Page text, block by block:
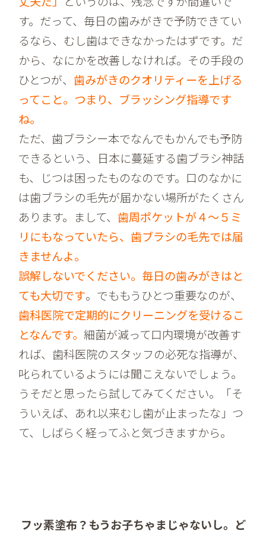
す。だって、毎日の歯みがきで予防できてい
るなら、むし歯はできなかったはずです。だ
から、なにかを改善しなければ。その手段の
ひとつが、 歯みがきのクオリティーを上げる
ってこと。つまり、ブラッシング指導です
ね。
ただ、歯ブラシー本でなんでもかんでも予防
できるという、日本に蔓延する歯ブラシ神話
も、じつは困ったものなのです。口のなかに
は歯ブラシの毛先が届かない場所がたくさん
あります。まして、 歯周ポケットが４～５ミ
リにもなっていたら、歯ブラシの毛先では届
きませんよ。
誤解しないでください。毎日の歯みがきはと
ても大切です。でももうひとつ重要なのが、
歯科医院で定期的にクリーニングを受けるこ
となんです。細菌が減って口内環境が改善す
れば、歯科医院のスタッフの必死な指導が、
叱られているようには聞こえないでしょう。
うそだと思ったら試してみてください。「そ
ういえば、あれ以来むし歯が止まったな」つ
て、しばらく経ってふと気づきますから。
フッ素塗布？もうお子ちゃまじゃないし。ど